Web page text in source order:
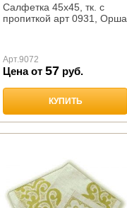
Салфетка 45х45, тк. с
пропиткой арт 0931, Орша
Арт.9072
Цена от 57 руб.
КУПИТЬ